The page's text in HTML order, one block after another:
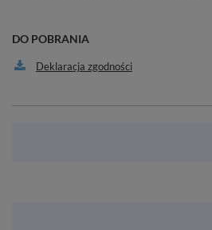
DO POBRANIA
Deklaracja zgodności